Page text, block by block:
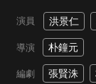
演員 洪景仁
導演 朴鐘元
編劇 張賢洙